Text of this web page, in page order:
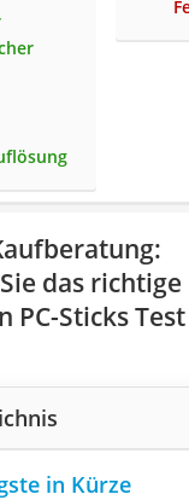
:
das
PC-Sticks
in Kürze